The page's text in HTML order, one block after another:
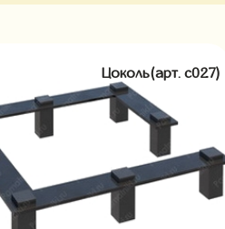
Цоколь(арт. c027)